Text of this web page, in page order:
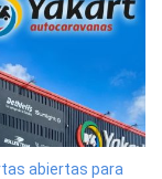
abiertas para